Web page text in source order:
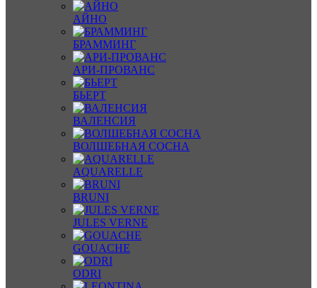
АЙНО
БРАММИНГ
АРИ-ПРОВАНС
БЬЕРТ
ВАЛЕНСИЯ
ВОЛШЕБНАЯ СОСНА
AQUARELLE
BRUNI
JULES VERNE
GOUACHE
ODRI